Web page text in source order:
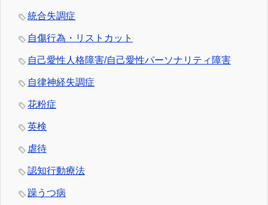
統合失調症
自傷行為・リストカット
自己愛性人格障害/自己愛性パーソナリティ障害
自律神経失調症
花粉症
英検
虐待
認知行動療法
躁うつ病